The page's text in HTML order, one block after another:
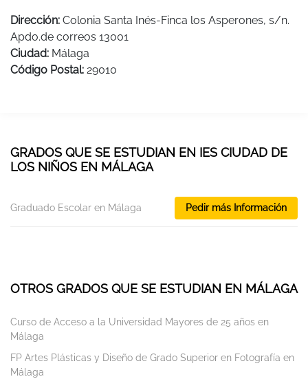
Dirección: Colonia Santa Inés-Finca los Asperones, s/n.
Apdo.de correos 13001
Ciudad: Málaga
Código Postal: 29010
GRADOS QUE SE ESTUDIAN EN IES CIUDAD DE
LOS NIÑOS EN MÁLAGA
Graduado Escolar en Málaga Pedir más Información
OTROS GRADOS QUE SE ESTUDIAN EN MÁLAGA
Curso de Acceso a la Universidad Mayores de 25 años en
Málaga
FP Artes Plásticas y Diseño de Grado Superior en Fotografía en
Málaga